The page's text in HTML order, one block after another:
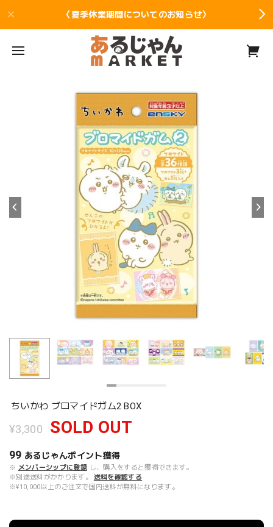
〈夏季休業期間についてのお知らせ〉
ちいかわ ブロマイドガム2 BOX
¥3,300 SOLD OUT
99 あるじゃんポイント獲得
※ メンバーシップに登録 し、購入をすると獲得できます。
※別途送料がかかります。
送料を確認する
※¥10,000以上のご注文で国内送料が無料になります。